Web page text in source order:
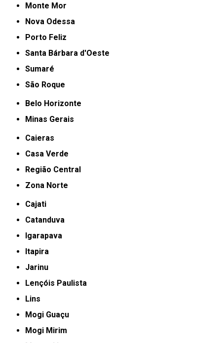
Monte Mor
Nova Odessa
Porto Feliz
Santa Bárbara d'Oeste
Sumaré
São Roque
Belo Horizonte
Minas Gerais
Caieras
Casa Verde
Região Central
Zona Norte
Cajati
Catanduva
Igarapava
Itapira
Jarinu
Lençóis Paulista
Lins
Mogi Guaçu
Mogi Mirim